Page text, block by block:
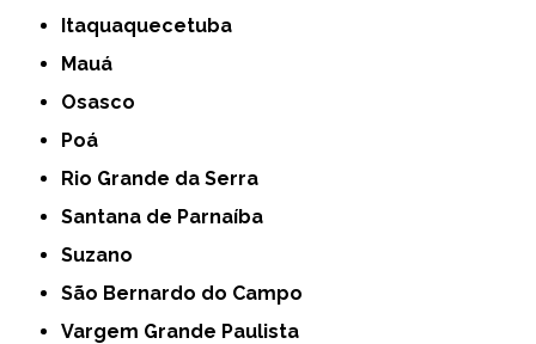
Itaquaquecetuba
Mauá
Osasco
Poá
Rio Grande da Serra
Santana de Parnaíba
Suzano
São Bernardo do Campo
Vargem Grande Paulista